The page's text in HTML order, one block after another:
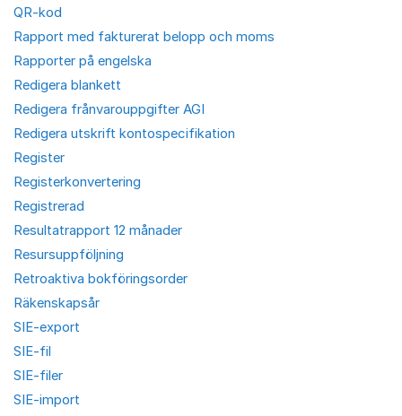
QR-kod
Rapport med fakturerat belopp och moms
Rapporter på engelska
Redigera blankett
Redigera frånvarouppgifter AGI
Redigera utskrift kontospecifikation
Register
Registerkonvertering
Registrerad
Resultatrapport 12 månader
Resursuppföljning
Retroaktiva bokföringsorder
Räkenskapsår
SIE-export
SIE-fil
SIE-filer
SIE-import